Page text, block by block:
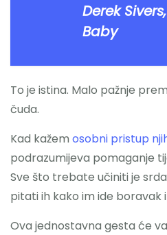
Derek
Baby
To je istina. Malo pažnje
čuda.
Kad kažem osobni pristup
podrazumijeva pomaganje
Sve što trebate učiniti je
pitati ih kako im ide boravak
Ova jednostavna gesta će